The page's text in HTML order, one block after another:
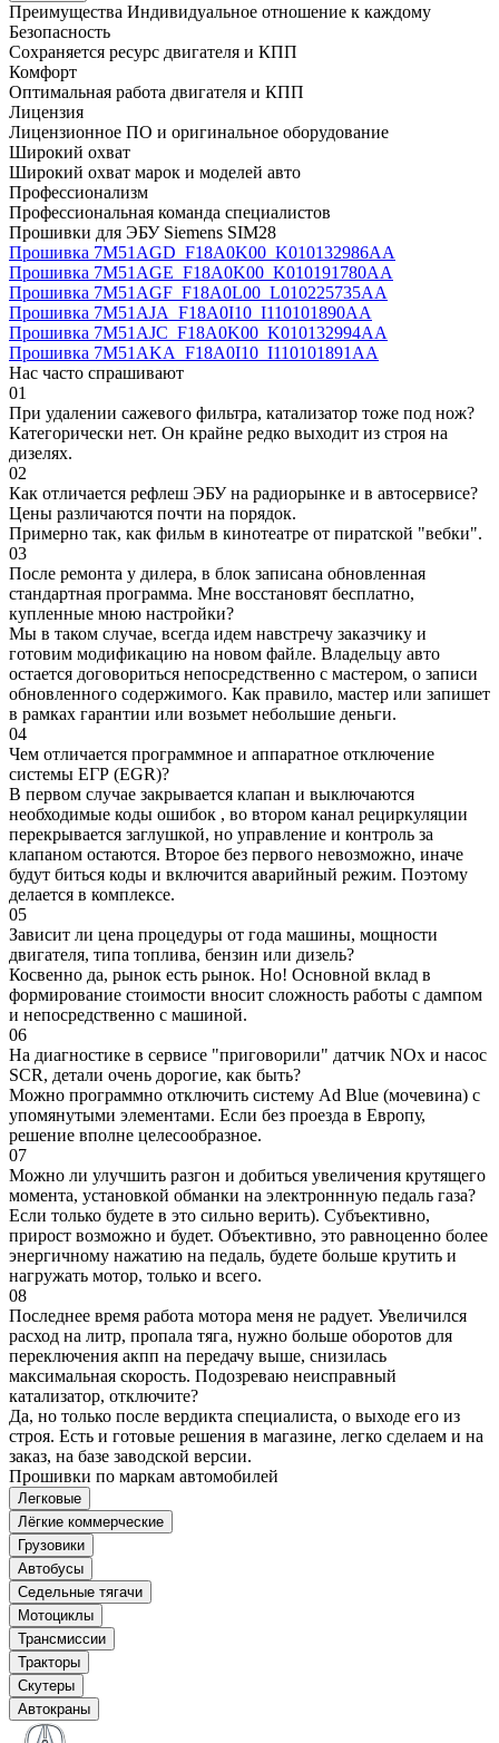
Преимущества Индивидуальное отношение к каждому
Безопасность
Сохраняется ресурс двигателя и КПП
Комфорт
Оптимальная работа двигателя и КПП
Лицензия
Лицензионное ПО и оригинальное оборудование
Широкий охват
Широкий охват марок и моделей авто
Профессионализм
Профессиональная команда специалистов
Прошивки для ЭБУ Siemens SIM28
Прошивка 7M51AGD_F18A0K00_K010132986AA
Прошивка 7M51AGE_F18A0K00_K010191780AA
Прошивка 7M51AGF_F18A0L00_L010225735AA
Прошивка 7M51AJA_F18A0I10_I110101890AA
Прошивка 7M51AJC_F18A0K00_K010132994AA
Прошивка 7M51AKA_F18A0I10_I110101891AA
Нас часто спрашивают
01
При удалении сажевого фильтра, катализатор тоже под нож?
Категорически нет. Он крайне редко выходит из строя на
дизелях.
02
Как отличается рефлеш ЭБУ на радиорынке и в автосервисе?
Цены различаются почти на порядок.
Примерно так, как фильм в кинотеатре от пиратской "вебки".
03
После ремонта у дилера, в блок записана обновленная
стандартная программа. Мне восстановят бесплатно,
купленные мною настройки?
Мы в таком случае, всегда идем навстречу заказчику и
готовим модификацию на новом файле. Владельцу авто
остается договориться непосредственно с мастером, о записи
обновленного содержимого. Как правило, мастер или запишет
в рамках гарантии или возьмет небольшие деньги.
04
Чем отличается программное и аппаратное отключение
системы ЕГР (EGR)?
В первом случае закрывается клапан и выключаются
необходимые коды ошибок , во втором канал рециркуляции
перекрывается заглушкой, но управление и контроль за
клапаном остаются. Второе без первого невозможно, иначе
будут биться коды и включится аварийный режим. Поэтому
делается в комплексе.
05
Зависит ли цена процедуры от года машины, мощности
двигателя, типа топлива, бензин или дизель?
Косвенно да, рынок есть рынок. Но! Основной вклад в
формирование стоимости вносит сложность работы с дампом
и непосредственно с машиной.
06
На диагностике в сервисе "приговорили" датчик NOx и насос
SCR, детали очень дорогие, как быть?
Можно программно отключить систему Ad Blue (мочевина) с
упомянутыми элементами. Если без проезда в Европу,
решение вполне целесообразное.
07
Можно ли улучшить разгон и добиться увеличения крутящего
момента, установкой обманки на электроннную педаль газа?
Если только будете в это сильно верить). Субъективно,
прирост возможно и будет. Объективно, это равноценно более
энергичному нажатию на педаль, будете больше крутить и
нагружать мотор, только и всего.
08
Последнее время работа мотора меня не радует. Увеличился
расход на литр, пропала тяга, нужно больше оборотов для
переключения акпп на передачу выше, снизилась
максимальная скорость. Подозреваю неисправный
катализатор, отключите?
Да, но только после вердикта специалиста, о выходе его из
строя. Есть и готовые решения в магазине, легко сделаем и на
заказ, на базе заводской версии.
Прошивки по маркам автомобилей
Легковые
Лёгкие коммерческие
Грузовики
Автобусы
Седельные тягачи
Мотоциклы
Трансмиссии
Тракторы
Скутеры
Автокраны